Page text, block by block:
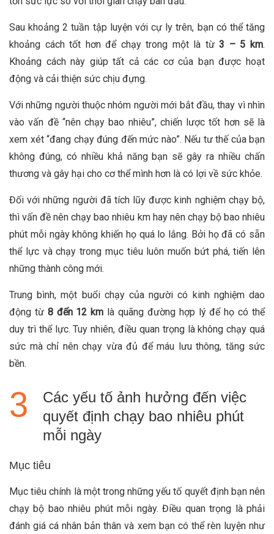
Sau khoảng 2 tuần tập luyện với cự ly trên, bạn có thể tăng
khoảng cách tốt hơn để chạy trong một là từ3 – 5 km.
Khoảng cách này giúp tất cả các cơ của bạn được hoạt
động và cải thiện sức chịu đựng.
Với những người thuộc nhóm người mới bắt đầu, thay vì nhìn
vào vấn đề “nên chạy bao nhiêu”, chiến lược tốt hơn sẽ là
xem xét “đang chạy đúng đến mức nào”. Nếu tư thế của bạn
không đúng, có nhiều khả năng bạn sẽ gây ra nhiều chấn
thương và gây hại cho cơ thể mình hơn là có lợi về sức khỏe.
Đối với những người đã tích lũy được kinh nghiệm chạy bộ,
thì vấn đề nên chạy bao nhiêu km hay nên chạy bộ bao nhiêu
phút mỗi ngày không khiến họ quá lo lắng. Bởi họ đã có sẵn
thể lực và chạy trong mục tiêu luôn muốn bứt phá, tiến lên
những thành công mới.
Trung bình, một buổi chạy của người có kinh nghiệm dao
động từ 8 đến 12 km là quãng đường hợp lý để họ có thể
duy trì thể lực. Tuy nhiên, điều quan trọng là không chạy quá
sức mà chỉ nên chạy vừa đủ để máu lưu thông, tăng sức
bền.
Các yếu tố ảnh hưởng đến việc
quyết định chạy bao nhiêu phút
mỗi ngày
Mục tiêu
Mục tiêu chính là một trong những yếu tố quyết định bạn nên
chạy bộ bao nhiêu phút mỗi ngày. Điều quan trọng là phải
đánh giá cá nhân bản thân và xem bạn có thể rèn luyện như